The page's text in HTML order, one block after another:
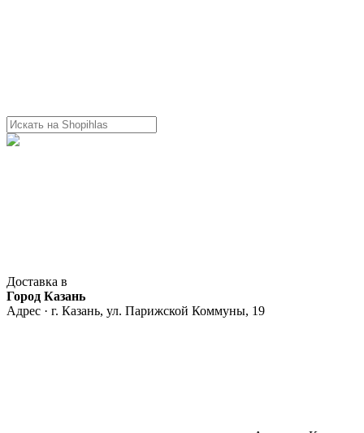
Доставка в
Город Казань
Адрес · г. Казань, ул. Парижской Коммуны, 19